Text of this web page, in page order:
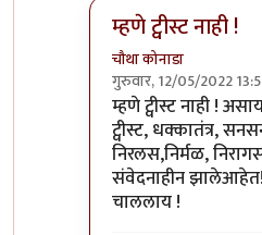
म्हणे ट्वीस्ट नाही !
चौथा कोनाडा
गुरुवार, 12/05/2022
In reply toमी
म्हणे ट्वीस्ट नाही !
ट्वीस्ट, धक्कातंत्र,
निरलस,निर्मळ,
संवेदनाहीन
चाललाय !